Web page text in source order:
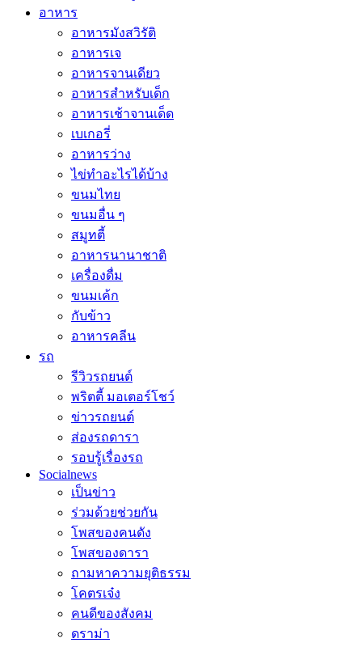
อาหาร
อาหารมังสวิรัติ
อาหารเจ
อาหารจานเดียว
อาหารสำหรับเด็ก
อาหารเช้าจานเด็ด
เบเกอรี่
อาหารว่าง
ไข่ทำอะไรได้บ้าง
ขนมไทย
ขนมอื่น ๆ
สมูทตี้
อาหารนานาชาติ
เครื่องดื่ม
ขนมเค้ก
กับข้าว
อาหารคลีน
รถ
รีวิวรถยนต์
พริตตี้ มอเตอร์โชว์
ข่าวรถยนต์
ส่องรถดารา
รอบรู้เรื่องรถ
Socialnews
เป็นข่าว
ร่วมด้วยช่วยกัน
โพสของคนดัง
โพสของดารา
ถามหาความยุติธรรม
โคตรเจ๋ง
คนดีของสังคม
ดราม่า